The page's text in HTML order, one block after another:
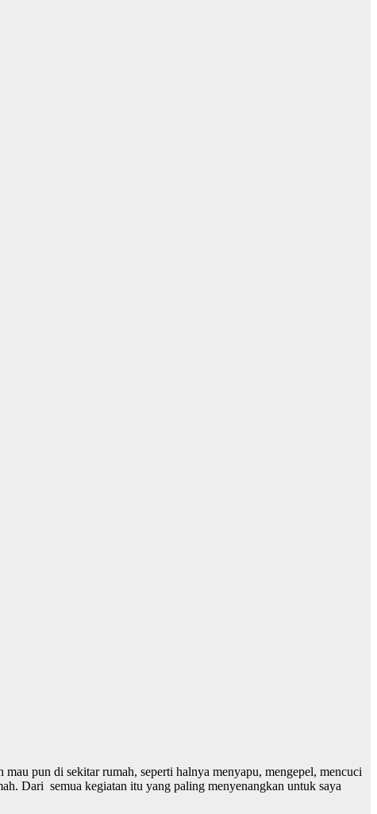
pun di sekitar rumah, seperti halnya menyapu, mengepel, mencuci
Dari semua kegiatan itu yang paling menyenangkan untuk saya